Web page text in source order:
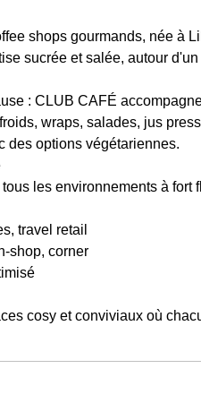
shops gourmands, née à
sucrée et salée, autour
: CLUB CAFÉ
wraps, salades, jus
des options végétariennes.
les environnements à fort
travel retail
shop, corner
cosy et conviviaux où